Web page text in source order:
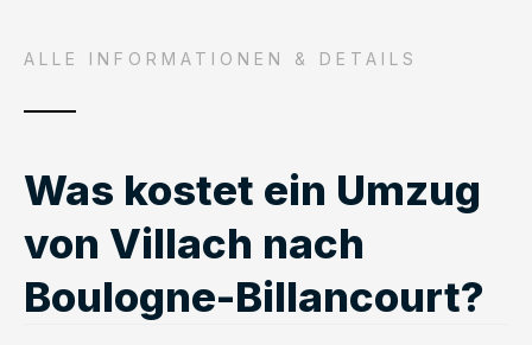
ALLE INFORMATIONEN & DETAILS
Was kostet ein Umzug
von Villach nach
Boulogne-Billancourt?